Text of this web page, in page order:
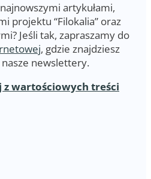
artykułami,
projektu “Filokalia” oraz
Jeśli tak, zapraszamy do
, gdzie znajdziesz
newslettery.
z wartościowych treści